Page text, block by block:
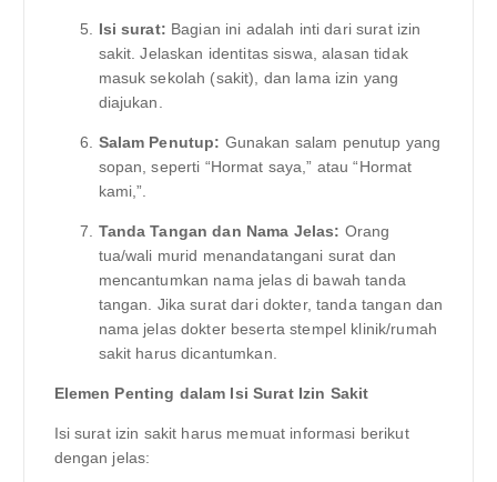
Isi surat: Bagian ini adalah inti dari surat izin
sakit. Jelaskan identitas siswa, alasan tidak
masuk sekolah (sakit), dan lama izin yang
diajukan.
Salam Penutup: Gunakan salam penutup yang
sopan, seperti “Hormat saya,” atau “Hormat
kami,”.
Tanda Tangan dan Nama Jelas: Orang
tua/wali murid menandatangani surat dan
mencantumkan nama jelas di bawah tanda
tangan. Jika surat dari dokter, tanda tangan dan
nama jelas dokter beserta stempel klinik/rumah
sakit harus dicantumkan.
Elemen Penting dalam Isi Surat Izin Sakit
Isi surat izin sakit harus memuat informasi berikut
dengan jelas: